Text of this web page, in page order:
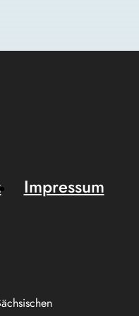
Impressum